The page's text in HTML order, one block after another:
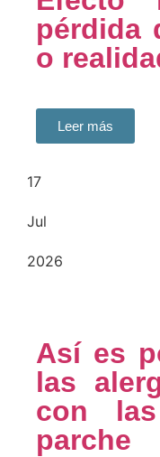
pérdida
o
Leer más
17
Jul
2026
Así es
las
con
parche